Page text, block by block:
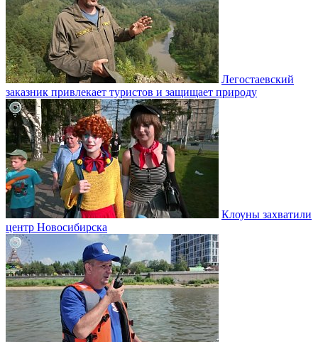
Легостаевский
заказник привлекает туристов и защищает природу
Клоуны захватили
центр Новосибирска